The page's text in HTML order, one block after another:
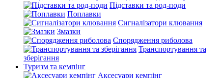
Підставки та род-поди
Поплавки
Сигналізатори клювання
Змазки
Спорядження риболова
Транспортування та
зберігання
Туризм та кемпінг
Аксесуари кемпінг